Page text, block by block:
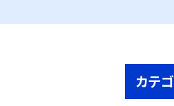
カテ